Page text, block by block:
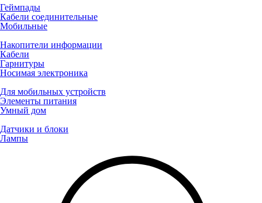
Геймпады
Кабели соединительные
Мобильные
Накопители информации
Кабели
Гарнитуры
Носимая электроника
Для мобильных устройств
Элементы питания
Умный дом
Датчики и блоки
Лампы